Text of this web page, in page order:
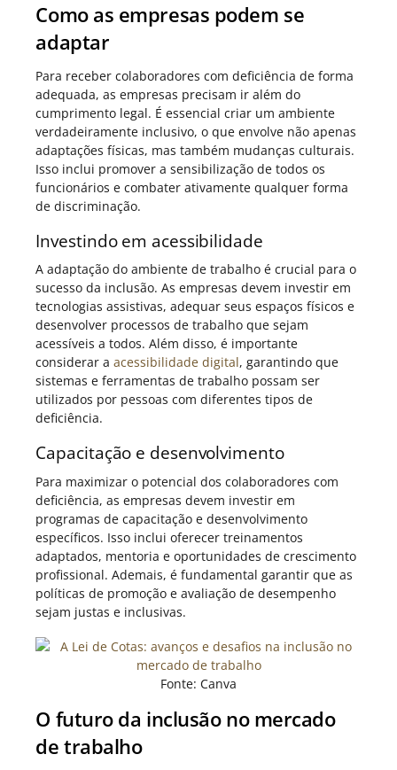
Como as empresas podem se
adaptar
Para receber colaboradores com deficiência de forma
adequada, as empresas precisam ir além do
cumprimento legal. É essencial criar um ambiente
verdadeiramente inclusivo, o que envolve não apenas
adaptações físicas, mas também mudanças culturais.
Isso inclui promover a sensibilização de todos os
funcionários e combater ativamente qualquer forma
de discriminação.
Investindo em acessibilidade
A adaptação do ambiente de trabalho é crucial para o
sucesso da inclusão. As empresas devem investir em
tecnologias assistivas, adequar seus espaços físicos e
desenvolver processos de trabalho que sejam
acessíveis a todos. Além disso, é importante
considerar aacessibilidade digital, garantindo que
sistemas e ferramentas de trabalho possam ser
utilizados por pessoas com diferentes tipos de
deficiência.
Capacitação e desenvolvimento
Para maximizar o potencial dos colaboradores com
deficiência, as empresas devem investir em
programas de capacitação e desenvolvimento
específicos. Isso inclui oferecer treinamentos
adaptados, mentoria e oportunidades de crescimento
profissional. Ademais, é fundamental garantir que as
políticas de promoção e avaliação de desempenho
sejam justas e inclusivas.
Fonte: Canva
O futuro da inclusão no mercado
de trabalho